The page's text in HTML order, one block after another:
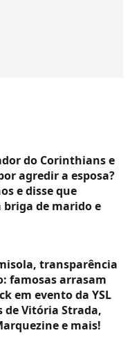
do Corinthians e
agredir a esposa?
e disse que
de marido e
transparência
famosas arrasam
em evento da YSL
de Vitória Strada,
e mais!